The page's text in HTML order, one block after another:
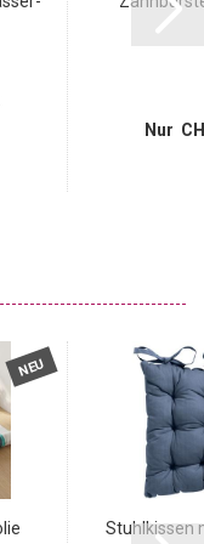
Nur
NEU
Stuhlkissen